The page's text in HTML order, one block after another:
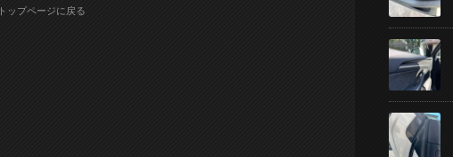
トップページに戻る